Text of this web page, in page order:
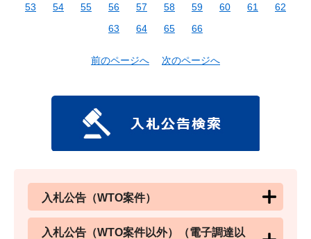
53
54 55 56 57 58 59 60 61
62
63
64 65 66
前のページへ 次のページへ
入札公告（WTO案件）
入札公告（WTO案件以外）（電子調達以